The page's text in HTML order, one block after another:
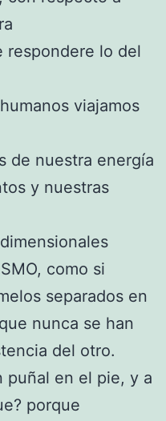
respondere lo del
viajamos
de nuestra energía
y nuestras
como si
separados en
nunca se han
del otro.
puñal en el pie, y a
porque